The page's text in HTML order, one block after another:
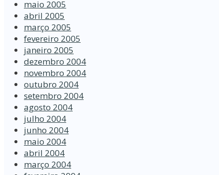
maio 2005
abril 2005
março 2005
fevereiro 2005
janeiro 2005
dezembro 2004
novembro 2004
outubro 2004
setembro 2004
agosto 2004
julho 2004
junho 2004
maio 2004
abril 2004
março 2004